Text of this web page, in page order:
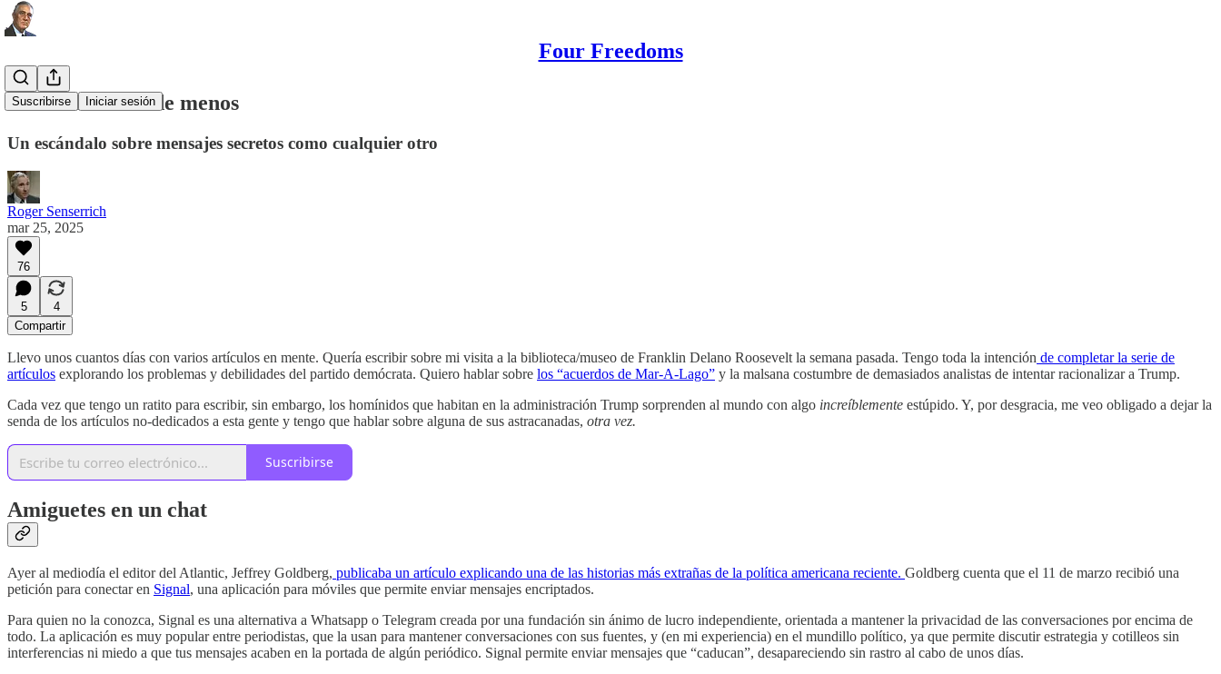
Four Freedoms
Suscribirse Iniciar sesión
La idiotez es lo de menos
Un escándalo sobre mensajes secretos como cualquier otro
Roger Senserrich
mar 25, 2025
76
5
4
Compartir
Llevo unos cuantos días con varios artículos en mente. Quería escribir sobre mi visita a la biblioteca/museo de Franklin Delano Roosevelt la semana pasada. Tengo toda la intención de completar la serie de
artículos explorando los problemas y debilidades del partido demócrata. Quiero hablar sobre los “acuerdos de Mar-A-Lago” y la malsana costumbre de demasiados analistas de intentar racionalizar a Trump.
Cada vez que tengo un ratito para escribir, sin embargo, los homínidos que habitan en la administración Trump sorprenden al mundo con algo increíblemente estúpido. Y, por desgracia, me veo obligado a dejar la
senda de los artículos no-dedicados a esta gente y tengo que hablar sobre alguna de sus astracanadas, otra vez.
Suscribirse
Amiguetes en un chat
Ayer al mediodía el editor del Atlantic, Jeffrey Goldberg, publicaba un artículo explicando una de las historias más extrañas de la política americana reciente. Goldberg cuenta que el 11 de marzo recibió una
petición para conectar en Signal, una aplicación para móviles que permite enviar mensajes encriptados.
Para quien no la conozca, Signal es una alternativa a Whatsapp o Telegram creada por una fundación sin ánimo de lucro independiente, orientada a mantener la privacidad de las conversaciones por encima de
todo. La aplicación es muy popular entre periodistas, que la usan para mantener conversaciones con sus fuentes, y (en mi experiencia) en el mundillo político, ya que permite discutir estrategia y cotilleos sin
interferencias ni miedo a que tus mensajes acaben en la portada de algún periódico. Signal permite enviar mensajes que “caducan”, desapareciendo sin rastro al cabo de unos días.